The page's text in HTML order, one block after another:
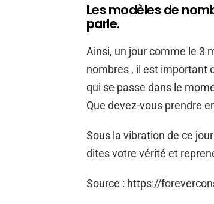
Les modèles de
parle.
Ainsi, un jour comme le 3
nombres , il est important
qui se passe dans le
Que devez-vous prendre
Sous la vibration de ce
dites votre vérité et
Source : https://